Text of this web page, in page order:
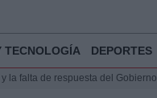
TECNOLOGÍA DEPORTES
la falta de respuesta del Gobierno